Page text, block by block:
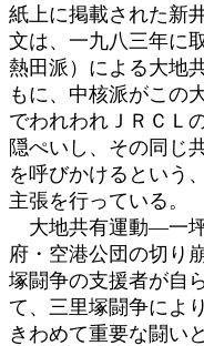
紙上に掲載された新
文は、一九八三年に
熱田派）による大地
もに、中核派がこの
でわれわれＪＲＣＬ
隠ぺいし、その同じ
を呼びかけるという
主張を行っている。
大地共有運動―一
府・空港公団の切り
塚闘争の支援者が自
て、三里塚闘争によ
きわめて重要な闘い